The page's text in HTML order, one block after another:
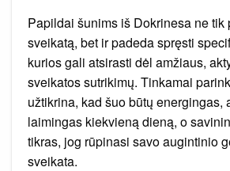
Papildai šunims iš Dokrinesa ne
sveikatą, bet ir padeda spręsti
kurios gali atsirasti dėl amžiaus,
sveikatos sutrikimų. Tinkamai
užtikrina, kad šuo būtų energingas,
laimingas kiekvieną dieną, o
tikras, jog rūpinasi savo augintinio
sveikata.